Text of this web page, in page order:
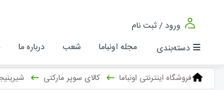
ورود / ثبت نام
دسته‌بندی
مجله اونباما شعب درباره ما
فروشگاه اینترنتی اونباما کالای سوپر مارکتی